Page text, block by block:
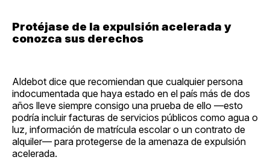
Protéjase de la expulsión acelerada y
conozca sus derechos
Aldebot dice que recomiendan que cualquier persona
indocumentada que haya estado en el país más de dos
años lleve siempre consigo una prueba de ello —esto
podría incluir facturas de servicios públicos como agua o
luz, información de matrícula escolar o un contrato de
alquiler— para protegerse de la amenaza de expulsión
acelerada.